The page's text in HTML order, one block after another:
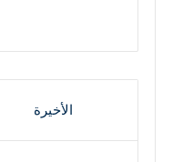
الأخيرة